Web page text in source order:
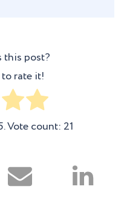
this post?
rate it!
Vote count: 21